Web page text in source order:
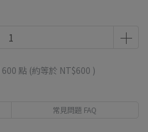
600 點 (約等於 NT$600 )
常見問題 FAQ